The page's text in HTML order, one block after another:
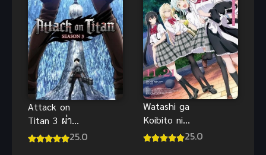
Attack on
Titan 3 ผ่า
พิภพไททัน25.0
Watashi ga
Koibito ni
Nareru Wake25.0